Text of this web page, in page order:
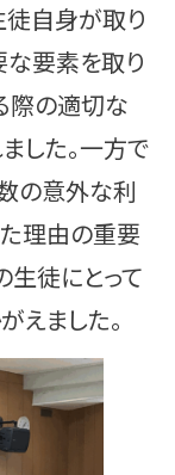
自身が取り
要素を取り
際の適切な
した。一方で
の意外な利
た理由の重要
生徒にとって
えました。